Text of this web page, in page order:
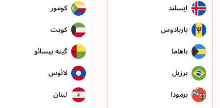
ایسلند
باربادوس
باهاما
برزیل
برمودا
کومور
کویت
گینه بیسائو
لائوس
لبنان